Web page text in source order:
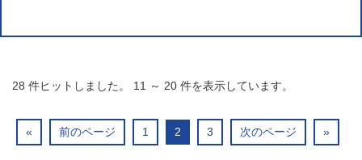
28 件ヒットしました。 11 ～ 20 件を表示しています。
« 前のページ 1 2 3 次のページ »